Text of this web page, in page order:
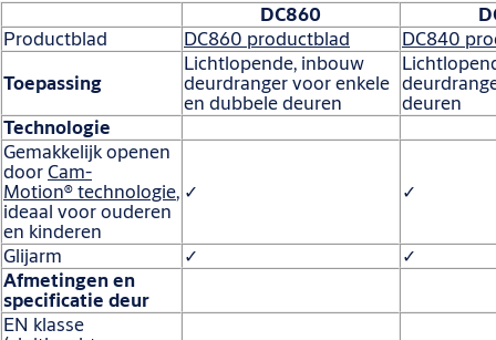
DC860
Productblad
DC860 productblad
DC840
Toepassing
Lichtlopende, inbouw
deurdranger voor enkele
en dubbele deuren
deuren
Technologie
Gemakkelijk openen
doorCam-
Motion® technologie,
ideaal voor ouderen
en kinderen
✓ ✓
Glijarm ✓
✓
Afmetingen en
specificatie deur
EN klasse